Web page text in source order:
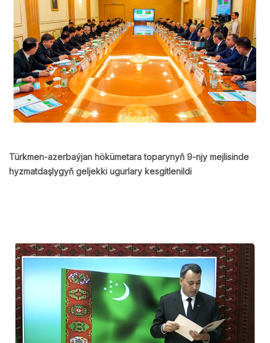
Türkmen-azerbaýjan hökümetara toparynyň 9-njy mejlisinde
hyzmatdaşlygyň geljekki ugurlary kesgitlenildi